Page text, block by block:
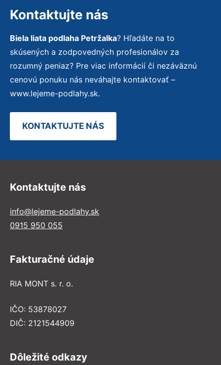
Kontaktujte nás
Biela liata podlaha Petržalka? Hľadáte na to
skúsených a zodpovedných profesionálov za
rozumný peniaz? Pre viac informácií či nezáväznú
cenovú ponuku nás neváhajte kontaktovať –
www.lejeme-podlahy.sk.
KONTAKTUJTE NÁS
Kontaktujte nás
info@lejeme-podlahy.sk
0915 950 055
Fakturačné údaje
RIA MONT s. r. o.
IČO: 53878027
DIČ: 2121544909
Dôležité odkazy